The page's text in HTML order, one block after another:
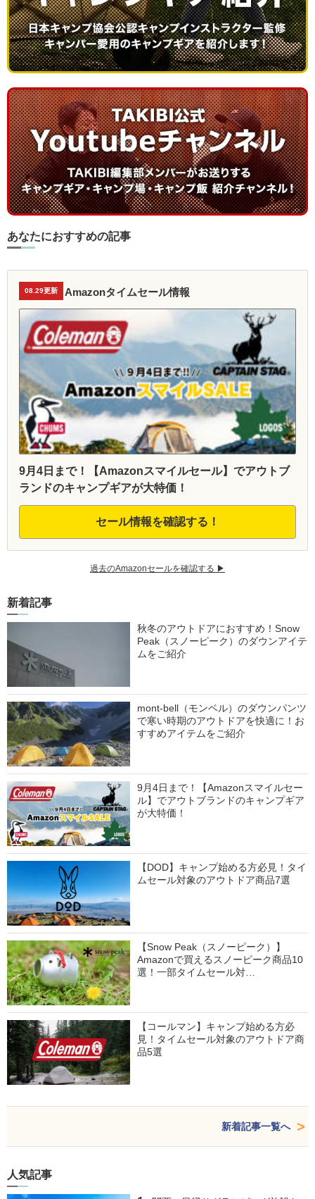
あなたにおすすめの記事
08.29更新 Amazonタイムセール情報
9月4日まで！【Amazonスマイルセール】でアウトブ
ランドのキャンプギアが大特価！
セール情報を確認する！
過去のAmazonセールを確認する ▶︎
新着記事
秋冬のアウトドアにおすすめ！Snow
Peak（スノーピーク）のダウンアイテ
ムをご紹介
mont-bell（モンベル）のダウンパンツ
で寒い時期のアウトドアを快適に！お
すすめアイテムをご紹介
9月4日まで！【Amazonスマイルセー
ル】でアウトブランドのキャンプギア
が大特価！
【DOD】キャンプ始める方必見！タイ
ムセール対象のアウトドア商品7選
【Snow Peak（スノーピーク）】
Amazonで買えるスノーピーク商品10
選！一部タイムセール対…
【コールマン】キャンプ始める方必
見！タイムセール対象のアウトドア商
品5選
新着記事一覧へ
人気記事